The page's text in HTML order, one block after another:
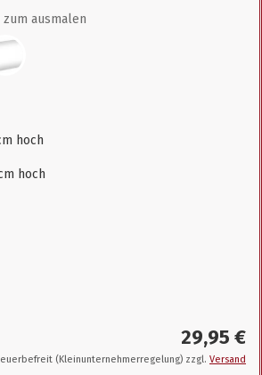
ausmalen
hoch
hoch
29,95 €
(Kleinunternehmerregelung) zzgl. Versand